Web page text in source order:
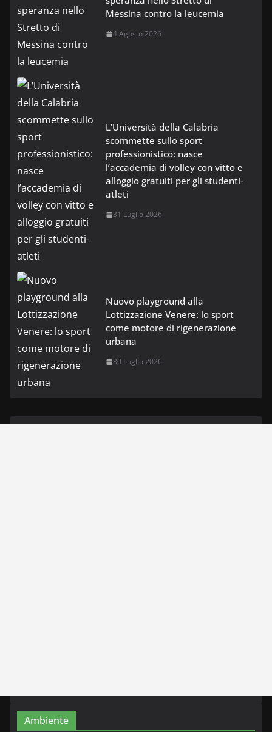
Messina contro la leucemia
4 Agosto 2026
L’Università della Calabria
scommette sullo sport
professionistico: nasce
l’accademia di volley con vitto e
alloggio gratuiti per gli studenti-
atleti
31 Luglio 2026
Nuovo playground alla
Lottizzazione Venere: lo sport
come motore di rigenerazione
urbana
30 Luglio 2026
Ambiente